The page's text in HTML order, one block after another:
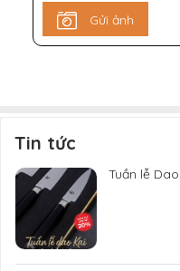
Gửi ảnh
Tin tức
Tuần lễ